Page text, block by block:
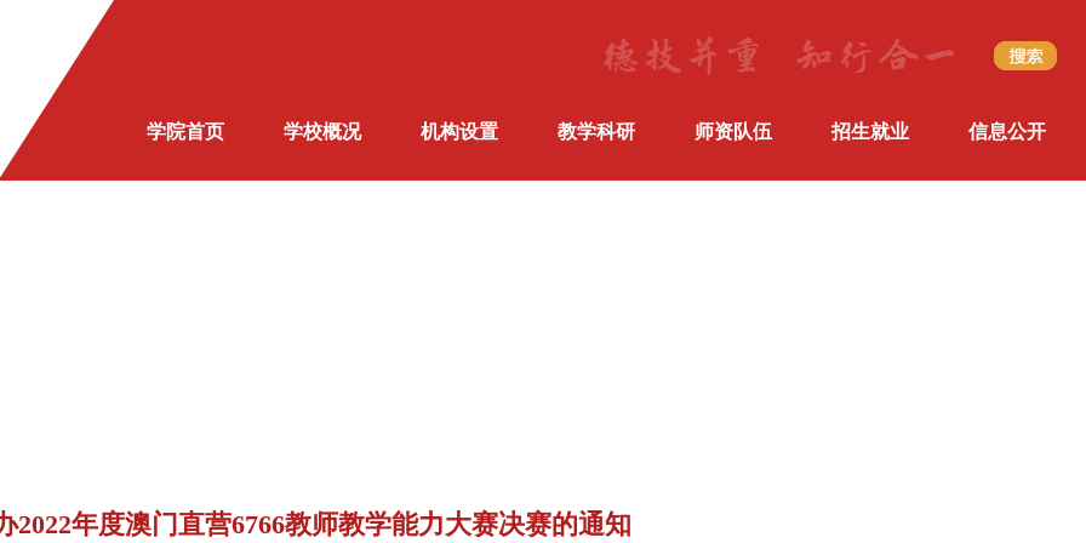
学院首页 学校概况 机构设置 教学科研 师资队伍 招生就业 信息公开
2022年度澳门直营6766教师教学能力大赛决赛的通知